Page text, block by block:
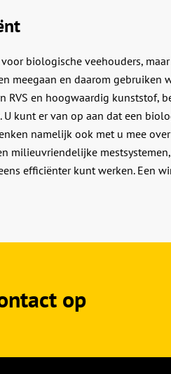
biologische veehouders,
meegaan en daarom gebruiken
RVS en hoogwaardig kunststof,
kunt er van op aan dat een
namelijk ook met u mee over
milieuvriendelijke
efficiënter kunt werken. Een
op